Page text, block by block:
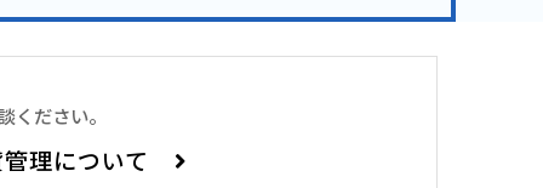
ください。
理について